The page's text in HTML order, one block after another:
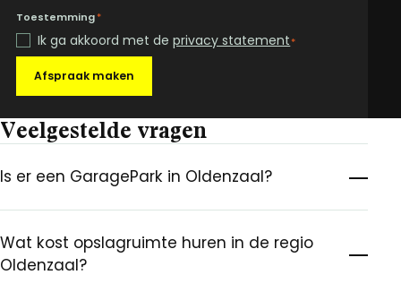
Toestemming*
Ik ga akkoord met deprivacy statement*
Afspraak maken
Veelgestelde vragen
Is er een GaragePark in Oldenzaal?
Wat kost opslagruimte huren in de regio
Oldenzaal?